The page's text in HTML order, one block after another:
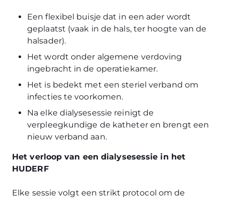
Een flexibel buisje dat in een ader wordt
geplaatst (vaak in de hals, ter hoogte van de
halsader).
Het wordt onder algemene verdoving
ingebracht in de operatiekamer.
Het is bedekt met een steriel verband om
infecties te voorkomen.
Na elke dialysesessie reinigt de
verpleegkundige de katheter en brengt een
nieuw verband aan.
Het verloop van een dialysesessie in het
HUDERF
Elke sessie volgt een strikt protocol om de